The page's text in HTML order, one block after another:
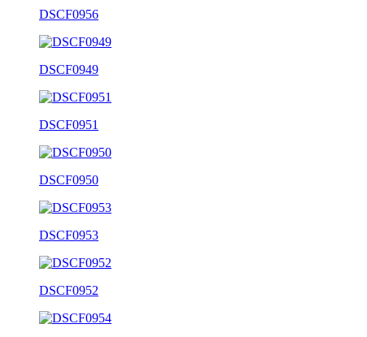
DSCF0956
DSCF0949
DSCF0951
DSCF0950
DSCF0953
DSCF0952